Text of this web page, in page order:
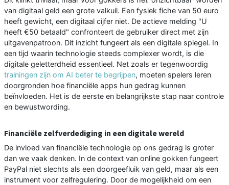
van digitaal geld een grote valkuil. Een fysiek fiche van 50 euro
heeft gewicht, een digitaal cijfer niet. De actieve melding "U
heeft €50 betaald" confronteert de gebruiker direct met zijn
uitgavenpatroon. Dit inzicht fungeert als een digitale spiegel. In
een tijd waarin technologie steeds complexer wordt, is die
digitale geletterdheid essentieel. Net zoals er tegenwoordig
trainingen zijn om AI beter te begrijpen, moeten spelers leren
doorgronden hoe financiële apps hun gedrag kunnen
beïnvloeden. Het is de eerste en belangrijkste stap naar controle
en bewustwording.
Financiële zelfverdediging in een digitale wereld
De invloed van financiële technologie op ons gedrag is groter
dan we vaak denken. In de context van online gokken fungeert
PayPal niet slechts als een doorgeefluik van geld, maar als een
instrument voor zelfregulering. Door de mogelijkheid om een